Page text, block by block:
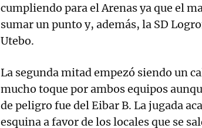
cumpliendo para el Arenas ya que el
sumar un punto y, además, la SD
Utebo.
La segunda mitad empezó siendo un
mucho toque por ambos equipos
de peligro fue del Eibar B. La jugada
esquina a favor de los locales que se